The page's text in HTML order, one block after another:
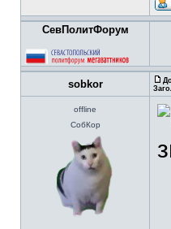
СевПолитФорум
sobkor
offline
СобКор